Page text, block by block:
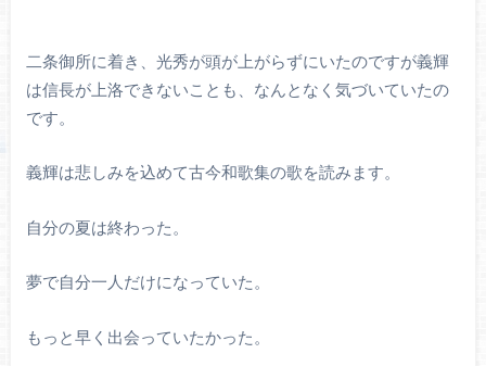
二条御所に着き、光秀が頭が上がらずにいたのですが義輝
は信長が上洛できないことも、なんとなく気づいていたの
です。
義輝は悲しみを込めて古今和歌集の歌を読みます。
自分の夏は終わった。
夢で自分一人だけになっていた。
もっと早く出会っていたかった。